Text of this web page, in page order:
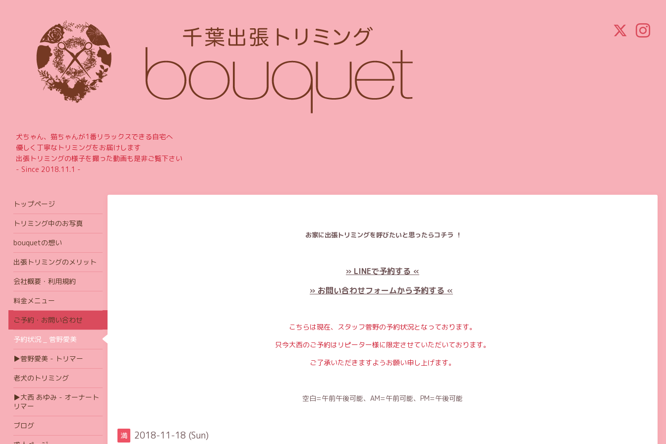
犬ちゃん、猫ちゃんが1番リラックスできる自宅へ
優しく丁寧なトリミングをお届けします
出張トリミングの様子を撮った動画も是非ご覧下さい
- Since 2018.11.1 -
お家に出張トリミングを呼びたいと思ったらコチラ ！
» LINEで予約する «
» お問い合わせフォームから予約する «
こちらは現在、スタッフ菅野の予約状況となっております。
只今大西のご予約はリピーター様に限定させていただいております。
ご了承いただきますようお願い申し上げます。
空白=午前午後可能、AM=午前可能、PM=午後可能
満 2018-11-18 (Sun)
トップページ
トリミング中のお写真
bouquetの想い
出張トリミングのメリット
会社概要・利用規約
料金メニュー
ご予約・お問い合わせ
予約状況 _ 菅野愛美
▶菅野愛美 - トリマー
老犬のトリミング
▶大西 あゆみ - オーナート
リマー
ブログ